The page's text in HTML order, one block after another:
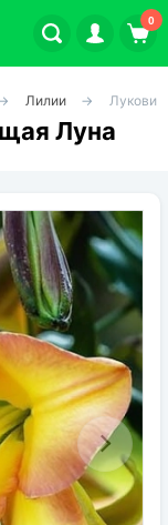
0
Лилии
Луна